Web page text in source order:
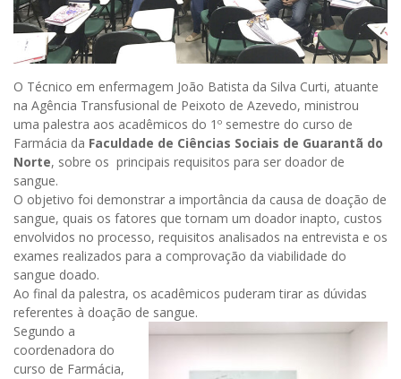
O Técnico em enfermagem João Batista da Silva Curti, atuante
na Agência Transfusional de Peixoto de Azevedo, ministrou
uma palestra aos acadêmicos do 1º semestre do curso de
Farmácia da Faculdade de Ciências Sociais de Guarantã do
Norte, sobre os principais requisitos para ser doador de
sangue.
O objetivo foi demonstrar a importância da causa de doação de
sangue, quais os fatores que tornam um doador inapto, custos
envolvidos no processo, requisitos analisados na entrevista e os
exames realizados para a comprovação da viabilidade do
sangue doado.
Ao final da palestra, os acadêmicos puderam tirar as dúvidas
referentes à doação de sangue.
Segundo a
coordenadora do
curso de Farmácia,